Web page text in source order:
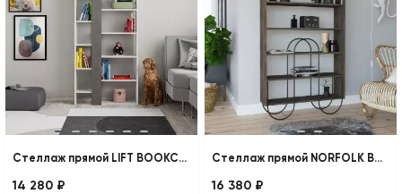
Стеллаж прямой LIFT BOOKCASE
14 280 ₽
Стеллаж прямой NORFOLK BOOKCASE
16 380 ₽